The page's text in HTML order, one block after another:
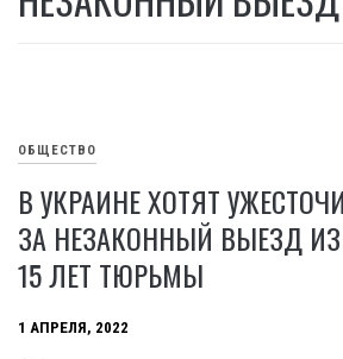
ОБЩЕСТВО
В УКРАИНЕ ХОТЯТ
ЗА НЕЗАКОННЫЙ ВЫЕЗД
15 ЛЕТ ТЮРЬМЫ
1 АПРЕЛЯ, 2022